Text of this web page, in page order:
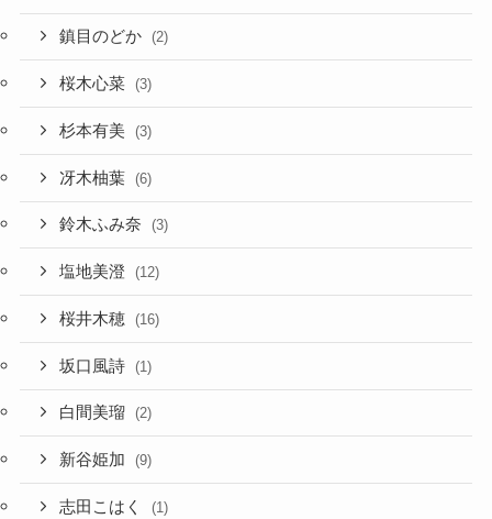
鎮目のどか (2)
桜木心菜 (3)
杉本有美 (3)
冴木柚葉 (6)
鈴木ふみ奈 (3)
塩地美澄 (12)
桜井木穂 (16)
坂口風詩 (1)
白間美瑠 (2)
新谷姫加 (9)
志田こはく (1)